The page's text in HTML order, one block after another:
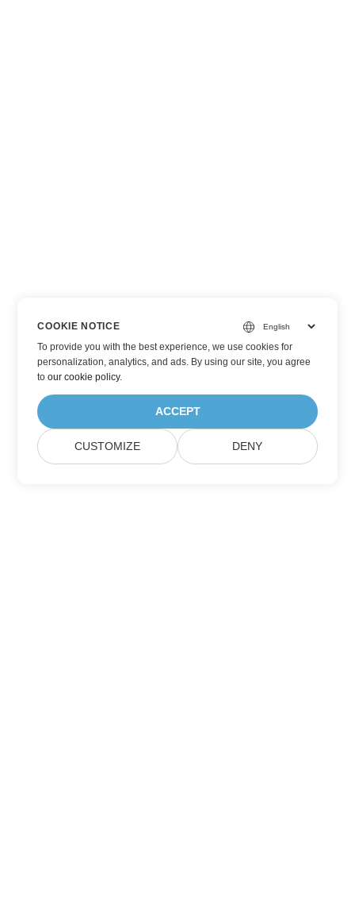
COOKIE NOTICE
To provide you with the best experience, we use cookies for
personalization, analytics, and ads. By using our site, you agree
toour cookie policy.
ACCEPT
CUSTOMIZE DENY